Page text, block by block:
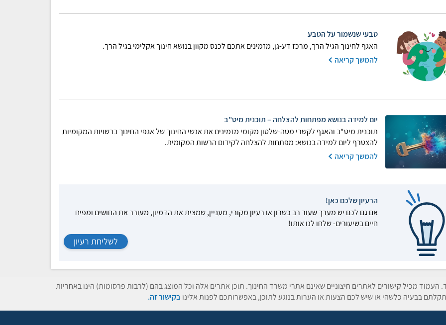
טבעי שנשמור על הטבע
האגף לחינוך הגיל הרך, מרכז דע-גן, מזמינים אתכם לכנס מקוון בנושא חינוך אקלימי בגיל הרך.
להמשך קריאה
יום למידה בנושא מפתחות להצלחה – תוכנית מיט"ב
תוכנית מיט"ב והאגף לקשרי מטה-שלטון מקומי מזמינים את אנשי החינוך של אגפי החינוך ברשויות המקומיות
להצטרף ליום למידה בנושא: מפתחות להצלחה לקידום הרשות המקומית.
להמשך קריאה
הרעיון שלכם כאן!
אם גם לכם יש מערך שעור רב כשרון או רעיון מקורי, מעניין, שמצית את הדמיון, מעורר את החושים ומפיח
חיים בשיעורים- שלחו לנו אותו!
לשליחת רעיון
העמוד מכיל קישורים לאתרים חיצוניים שאינם אתרי משרד החינוך. תוכן אתרים אלה וכל המוצג בהם (לרבות פרסומות) הינו באחריות
בבעיה כלשהי או שיש לכם הצעות או הערות בנוגע לתוכן, באפשרותכם לפנות אלינו בקישור זה.